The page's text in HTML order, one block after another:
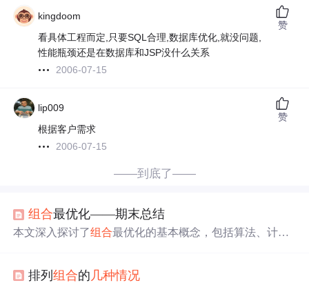
kingdoom
看具体工程而定,只要SQL合理,数据库优化,就没问题,
性能瓶颈还是在数据库和JSP没什么关系
2006-07-15
赞
lip009
根据客户需求
2006-07-15
赞
——到底了——
组合最优化——期末总结
本文深入探讨了组合最优化的基本概念，包括算法、计算
的 情况和基本概念，如基解、基可行解和线性规划基本定
排列组合的 几种情况